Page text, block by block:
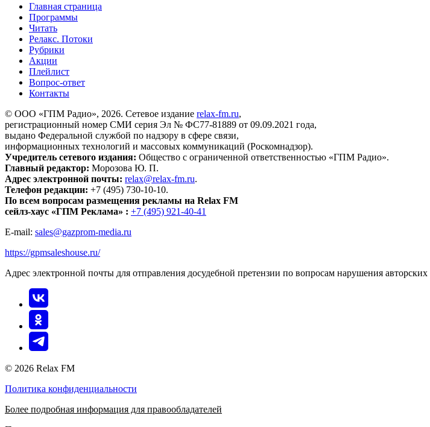
Главная страница
Программы
Читать
Релакс. Потоки
Рубрики
Акции
Плейлист
Вопрос-ответ
Контакты
© ООО «ГПМ Радио», 2026. Сетевое издание relax-fm.ru,
регистрационный номер СМИ серия Эл № ФС77-81889 от 09.09.2021 года,
выдано Федеральной службой по надзору в сфере связи,
информационных технологий и массовых коммуникаций (Роскомнадзор).
Учредитель сетевого издания: Общество с ограниченной ответственностью «ГПМ Радио».
Главный редактор: Морозова Ю. П.
Адрес электронной почты: relax@relax-fm.ru.
Телефон редакции: +7 (495) 730-10-10.
По всем вопросам размещения рекламы на Relax FM
сейлз-хаус «ГПМ Реклама» : +7 (495) 921-40-41
E-mail: sales@gazprom-media.ru
https://gpmsaleshouse.ru/
Адрес электронной почты для отправления досудебной претензии по вопросам нарушения
© 2026 Relax FM
Политика конфиденциальности
Более подробная информация для правообладателей